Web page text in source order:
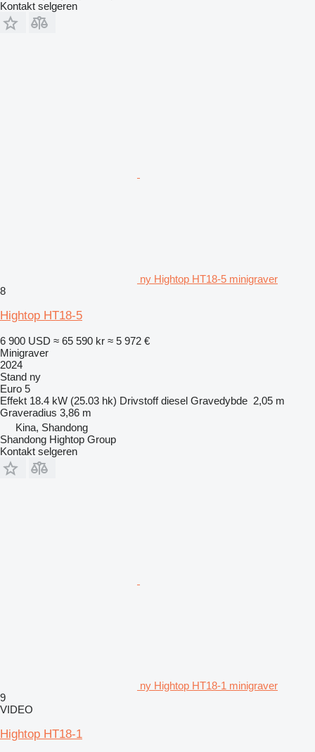
Kontakt selgeren
ny Hightop HT18-5 minigraver
8
Hightop HT18-5
6 900 USD ≈ 65 590 kr ≈ 5 972 €
Minigraver
2024
Stand ny
Euro 5
Effekt 18.4 kW (25.03 hk) Drivstoff diesel Gravedybde 2,05 m
Graveradius 3,86 m
Kina, Shandong
Shandong Hightop Group
Kontakt selgeren
ny Hightop HT18-1 minigraver
9
VIDEO
Hightop HT18-1